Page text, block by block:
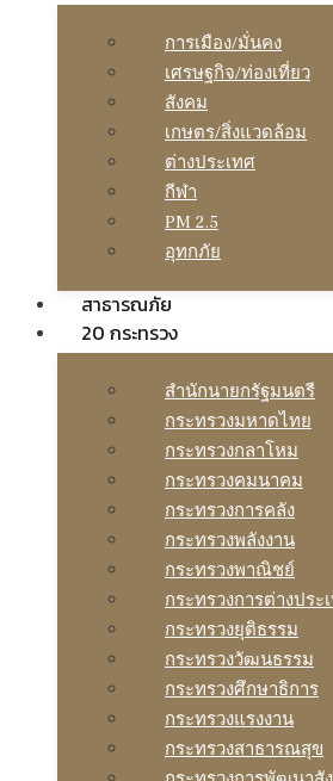
การเมือง/มั่นคง
เศรษฐกิจ/ท่องเที่ยว
สังคม
เกษตร/สิ่งแวดล้อม
ต่างประเทศ
กีฬา
PM 2.5
อุทกภัย
สาธารณภัย
20 กระทรวง
สํานักนายกรัฐมนตรี
กระทรวงมหาดไทย
กระทรวงกลาโหม
กระทรวงคมนาคม
กระทรวงการคลัง
กระทรวงพลังงาน
กระทรวงพาณิชย์
กระทรวงการต่างประ
กระทรวงยุติธรรม
กระทรวงวัฒนธรรม
กระทรวงศึกษาธิการ
กระทรวงแรงงาน
กระทรวงสาธารณสุข